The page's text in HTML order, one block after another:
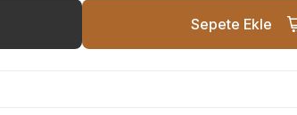
Sepete Ekle